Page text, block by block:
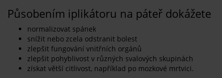
Působením iplikátoru na páteř dokážete
normalizovat spánek
snížit nebo zcela odstranit bolest
zlepšit fungování vnitřních orgánů
zlepšit pohyblivost v různých svalových skupinách
získat větší citlivost, například po mozkové mrtvici.